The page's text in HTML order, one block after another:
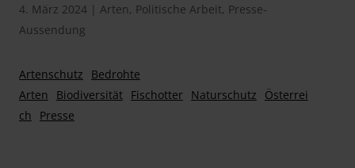
4. März 2024| Arten, Politische Arbeit, Presse-
Aussendung
Artenschutz
Bedrohte
Arten
Biodiversität Fischotter Naturschutz
Österrei
ch
Presse